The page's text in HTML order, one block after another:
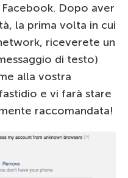
Facebook. Dopo aver
la prima volta in cui
riceverete un
di testo)
alla vostra
e vi farà stare
raccomandata!